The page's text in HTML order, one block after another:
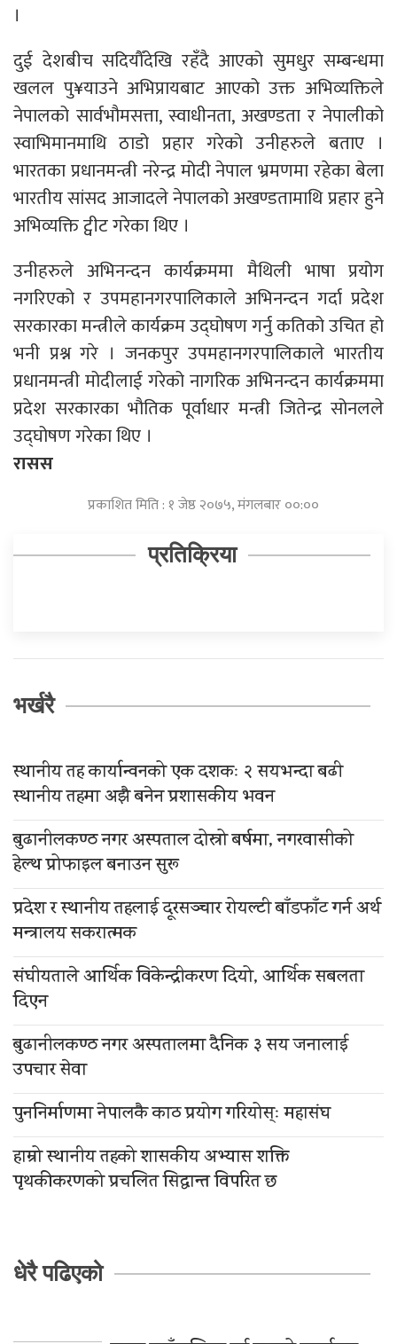
।
दुई देशबीच सदियौँदेखि रहँदै आएको सुमधुर सम्बन्धमा
खलल पु¥याउने अभिप्रायबाट आएको उक्त अभिव्यक्तिले
नेपालको सार्वभौमसत्ता, स्वाधीनता, अखण्डता र नेपालीको
स्वाभिमानमाथि ठाडो प्रहार गरेको उनीहरुले बताए ।
भारतका प्रधानमन्त्री नरेन्द्र मोदी नेपाल भ्रमणमा रहेका बेला
भारतीय सांसद आजादले नेपालको अखण्डतामाथि प्रहार हुने
अभिव्यक्ति ट्वीट गरेका थिए ।
उनीहरुले अभिनन्दन कार्यक्रममा मैथिली भाषा प्रयोग
नगरिएको र उपमहानगरपालिकाले अभिनन्दन गर्दा प्रदेश
सरकारका मन्त्रीले कार्यक्रम उद्घोषण गर्नु कतिको उचित हो
भनी प्रश्न गरे । जनकपुर उपमहानगरपालिकाले भारतीय
प्रधानमन्त्री मोदीलाई गरेको नागरिक अभिनन्दन कार्यक्रममा
प्रदेश सरकारका भौतिक पूर्वाधार मन्त्री जितेन्द्र सोनलले
उद्घोषण गरेका थिए ।
रासस
प्रकाशित मिति : १ जेष्ठ २०७५, मंगलबार ००:००
प्रतिक्रिया
भर्खरै
स्थानीय तह कार्यान्वनको एक दशकः २ सयभन्दा बढी
स्थानीय तहमा अझै बनेन प्रशासकीय भवन
बुढानीलकण्ठ नगर अस्पताल दोस्रो बर्षमा, नगरवासीको
हेल्थ प्रोफाइल बनाउन सुरू
प्रदेश र स्थानीय तहलाई दूरसञ्चार रोयल्टी बाँडफाँट गर्न अर्थ
मन्त्रालय सकरात्मक
संघीयताले आर्थिक विकेन्द्रीकरण दियो, आर्थिक सबलता
दिएन
बुढानीलकण्ठ नगर अस्पतालमा दैनिक ३ सय जनालाई
उपचार सेवा
पुननिर्माणमा नेपालकै काठ प्रयोग गरियोस्ः महासंघ
हाम्रो स्थानीय तहको शासकीय अभ्यास शक्ति
पृथकीकरणको प्रचलित सिद्धान्त विपरित छ
धेरै पढिएको